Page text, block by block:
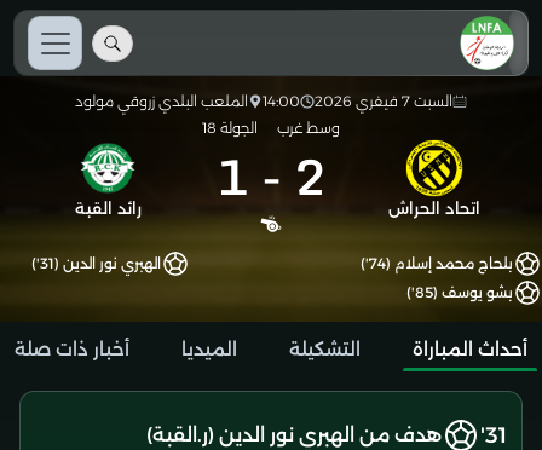
السبت 7 فيفري 2026 14:00
الملعب البلدي زروقي مولود
وسط غرب
الجولة 18
اتحاد الحراش 2
-
1 رائد القبة
بلحاج محمد إسلام (74')
بشو يوسف (85')
الهبري نور الدين (31')
أحداث المباراة التشكيلة الميديا أخبار ذات صلة
31' هدف من الهبري نور الدين (ر.القبة)